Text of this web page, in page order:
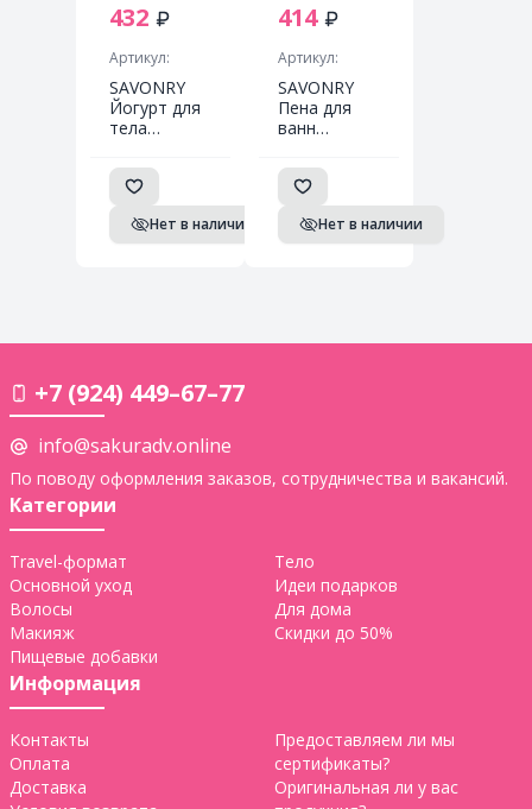
432
Артикул:
SAVONRY
Йогурт для
тела
ПЫЛЬ (250
Нет в наличии
414
Артикул:
SAVONRY
Пена для
ванн
лес" (300
мл)
Нет в наличии
+7 (924) 449–67–77
info@sakuradv.online
По поводу оформления заказов, сотрудничества и вакансий.
Категории
Travel-формат
Основной уход
Волосы
Макияж
Пищевые добавки
Тело
Идеи подарков
Для дома
Скидки до 50%
Информация
Контакты
Оплата
Доставка
Предоставляем ли мы
сертификаты?
Оригинальная ли у вас